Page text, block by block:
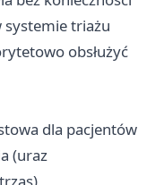
systemie triażu
obsłużyć
dla pacjentów
(uraz